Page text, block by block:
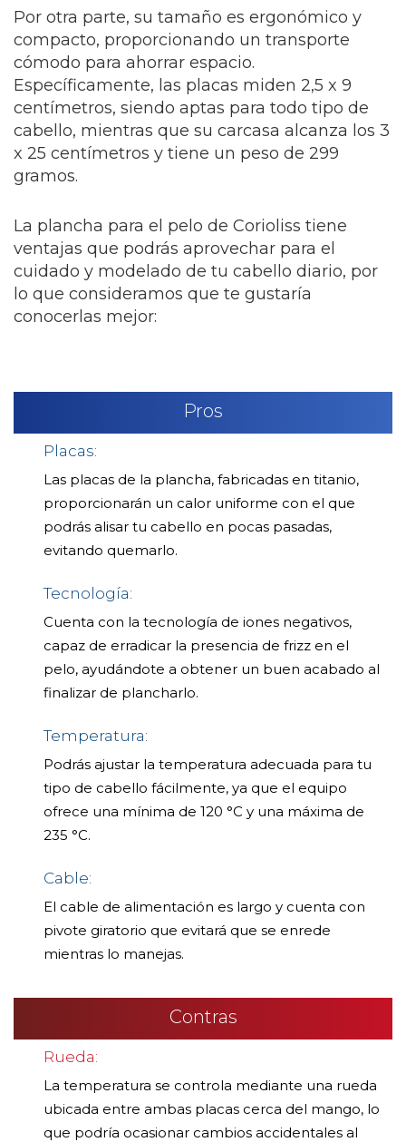
Por otra parte, su tamaño es ergonómico y
compacto, proporcionando un transporte
cómodo para ahorrar espacio.
Específicamente, las placas miden 2,5 x 9
centímetros, siendo aptas para todo tipo de
cabello, mientras que su carcasa alcanza los 3
x 25 centímetros y tiene un peso de 299
gramos.
La plancha para el pelo de Corioliss tiene
ventajas que podrás aprovechar para el
cuidado y modelado de tu cabello diario, por
lo que consideramos que te gustaría
conocerlas mejor:
Pros
Placas:
Las placas de la plancha, fabricadas en titanio,
proporcionarán un calor uniforme con el que
podrás alisar tu cabello en pocas pasadas,
evitando quemarlo.
Tecnología:
Cuenta con la tecnología de iones negativos,
capaz de erradicar la presencia de frizz en el
pelo, ayudándote a obtener un buen acabado al
finalizar de plancharlo.
Temperatura:
Podrás ajustar la temperatura adecuada para tu
tipo de cabello fácilmente, ya que el equipo
ofrece una mínima de 120 °C y una máxima de
235 °C.
Cable:
El cable de alimentación es largo y cuenta con
pivote giratorio que evitará que se enrede
mientras lo manejas.
Contras
Rueda:
La temperatura se controla mediante una rueda
ubicada entre ambas placas cerca del mango, lo
que podría ocasionar cambios accidentales al